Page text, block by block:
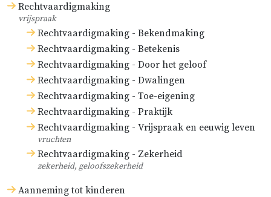
Rechtvaardigmaking
vrijspraak
Rechtvaardigmaking - Bekendmaking
Rechtvaardigmaking - Betekenis
Rechtvaardigmaking - Door het geloof
Rechtvaardigmaking - Dwalingen
Rechtvaardigmaking - Toe-eigening
Rechtvaardigmaking - Praktijk
Rechtvaardigmaking - Vrijspraak en eeuwig leven
vruchten
Rechtvaardigmaking - Zekerheid
zekerheid, geloofszekerheid
Aanneming tot kinderen